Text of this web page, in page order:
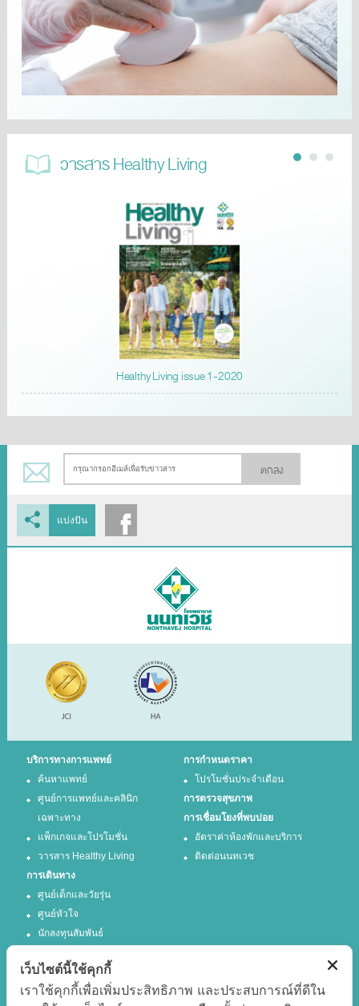
วารสาร Healthy Living
Healthy Living issue 1-2020
ตกลง
แบ่งปัน
บริการทางการแพทย์
ค้นหาแพทย์
ศูนย์การแพทย์และคลินิก
เฉพาะทาง
แพ็กเกจและโปรโมชั่น
วารสาร Healthy Living
การกำหนดราคา
โปรโมชั่นประจำเดือน
การตรวจสุขภาพ
การเชื่อมโยงที่พบบ่อย
อัตราค่าห้องพักและบริการ
ติดต่อนนทเวช
การเดินทาง
ศูนย์เด็กและวัยรุ่น
ศูนย์หัวใจ
นักลงทุนสัมพันธ์
เว็บไซต์นี้ใช้คุกกี้
เราใช้คุกกี้เพื่อเพิ่มประสิทธิภาพ และประสบการณ์ที่ดีใน